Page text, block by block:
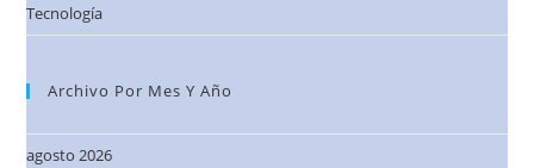
Tecnología
Archivo Por Mes Y Año
agosto 2026